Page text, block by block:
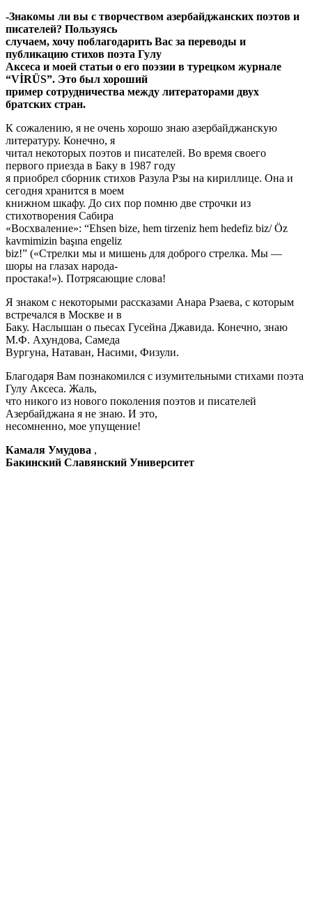
-Знакомы ли вы с творчеством азербайджанских поэтов и
писателей? Пользуясь
случаем, хочу поблагодарить Вас за переводы и
публикацию стихов поэта Гулу
Аксеca и моей статьи о его поэзии в турецком журнале
“VİRÜS”. Это был хороший
пример сотрудничества между литераторами двух
братских стран.
К сожалению, я не очень хорошо знаю азербайджанскую
литературу. Конечно, я
читал некоторых поэтов и писателей. Во время своего
первого приезда в Баку в 1987 году
я приобрел сборник стихов Разула Рзы на кириллице. Она и
сегодня хранится в моем
книжном шкафу. До сих пор помню две строчки из
стихотворения Сабира
«Восхваление»: “Ehsen bize, hem tirzeniz hem hedefiz biz/ Öz
kavmimizin başına engeliz
biz!” («Стрелки мы и мишень для доброго стрелка. Мы —
шоры на глазах народа-
простака!»). Потрясающие слова!
Я знаком с некоторыми рассказами Анара Рзаева, с которым
встречался в Москве и в
Баку. Наслышан о пьесах Гусейна Джавида. Конечно, знаю
М.Ф. Ахундова, Самеда
Вургуна, Натаван, Насими, Физули.
Благодаря Вам познакомился с изумительными стихами поэта
Гулу Аксеса. Жаль,
что никого из нового поколения поэтов и писателей
Азербайджана я не знаю. И это,
несомненно, мое упущение!
Камаля Умудова ,
Бакинский Славянский Университет